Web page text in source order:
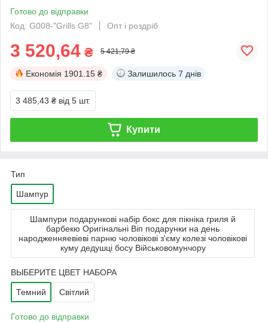
Готово до відправки
Код: G008-"Grills G8"
Опт і роздріб
3 520,64 ₴ 5 421,79 ₴
Економія 1901.15 ₴ Залишилось 7 днів
3 485,43 ₴ від 5 шт.
Купити
Тип
Шампур
Шампури подарункові набір бокс для пікніка гриля й
барбекю Оригінальні Віп подарунки на день
народженняевіеві парню чоловікові з'єму колезі чоловікові
куму дедушці босу Військовомунчору
ВЫБЕРИТЕ ЦВЕТ НАБОРА
Темний Світлий
Готово до відправки